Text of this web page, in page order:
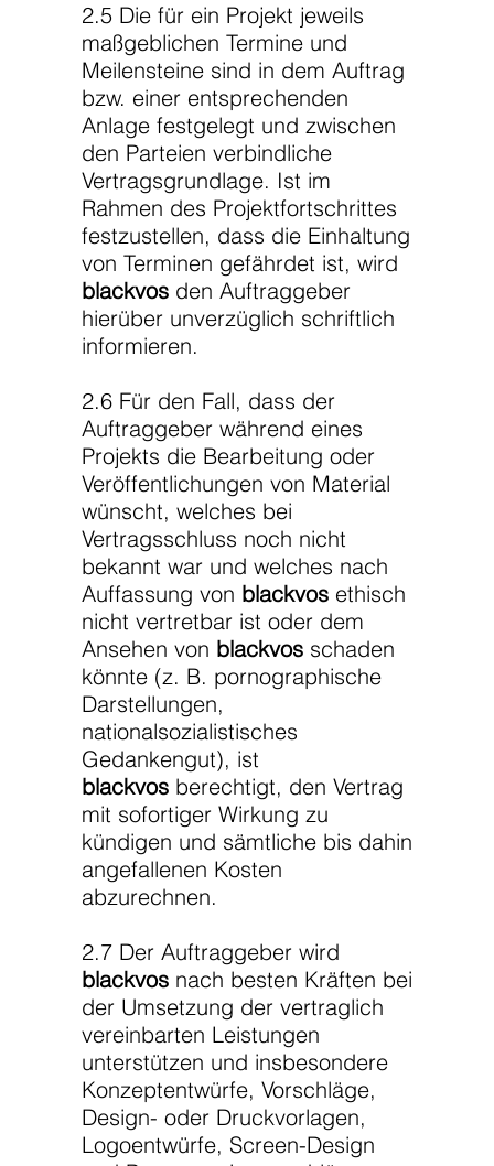
2.5 Die für ein Projekt jeweils
maßgeblichen Termine und
Meilensteine sind in dem Auftrag
bzw. einer entsprechenden
Anlage festgelegt und zwischen
den Parteien verbindliche
Vertragsgrundlage. Ist im
Rahmen des Projektfortschrittes
festzustellen, dass die Einhaltung
von Terminen gefährdet ist, wird
blackvos den Auftraggeber
hierüber unverzüglich schriftlich
informieren.
2.6 Für den Fall, dass der
Auftraggeber während eines
Projekts die Bearbeitung oder
Veröffentlichungen von Material
wünscht, welches bei
Vertragsschluss noch nicht
bekannt war und welches nach
Auffassung von blackvos ethisch
nicht vertretbar ist oder dem
Ansehen von blackvos schaden
könnte (z. B. pornographische
Darstellungen,
nationalsozialistisches
Gedankengut), ist
blackvos berechtigt, den Vertrag
mit sofortiger Wirkung zu
kündigen und sämtliche bis dahin
angefallenen Kosten
abzurechnen.
2.7 Der Auftraggeber wird
blackvos nach besten Kräften bei
der Umsetzung der vertraglich
vereinbarten Leistungen
unterstützen und insbesondere
Konzeptentwürfe, Vorschläge,
Design- oder Druckvorlagen,
Logoentwürfe, Screen-Design